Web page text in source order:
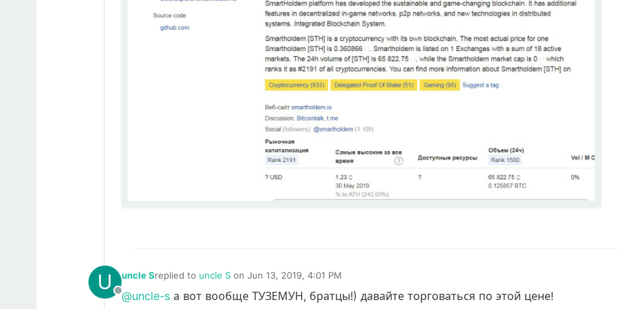
U
Offline
uncle Sreplied to uncle S on Jun 13, 2019, 4:01 PM
last edited by
@uncle-s а вот вообще ТУЗЕМУН, братцы!) давайте торговаться по этой цене!